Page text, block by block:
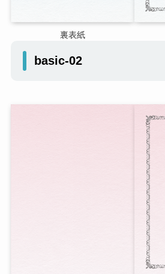
裏表紙
basic-02